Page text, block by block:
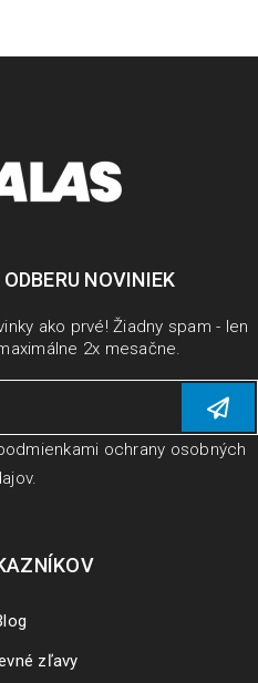
NOVINIEK
ako prvé! Žiadny spam - len
2x mesačne.
ochrany osobných
.
zľavy